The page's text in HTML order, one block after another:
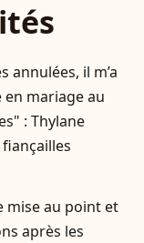
annulées, il m’a
mariage au
: Thylane
mise au point et
après les